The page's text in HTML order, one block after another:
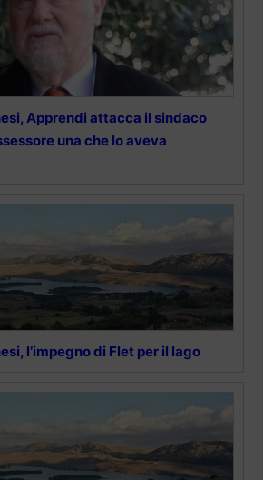
Apprendi attacca il sindaco
una che lo aveva
l’impegno di Flet per il lago